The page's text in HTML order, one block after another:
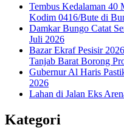
Tembus Kedalaman
Kodim 0416/Bute di
Damkar Bungo Catat
Juli 2026
Bazar Ekraf Pesisir
Tanjab Barat Borong
Gubernur Al Haris
2026
Lahan di Jalan Eks
Kategori